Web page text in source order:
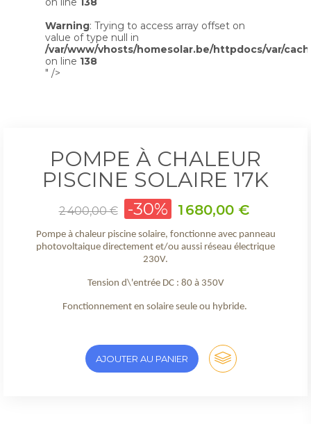
Warning: Trying to access array offset on
value of type null in
/var/www/vhosts/homesolar.be/httpdocs/var/
on line 138
" />
POMPE À CHALEUR
PISCINE SOLAIRE 17K
Prix
de
2 400,00 € -30% Prix
1 680,00 €
Pompe à chaleur piscine solaire, fonctionne avec panneau
photovoltaique directement et/ou aussi réseau électrique
230V.
Tension d\'entrée DC : 80 à 350V
Fonctionnement en solaire seule ou hybride.
AJOUTER AU PANIER